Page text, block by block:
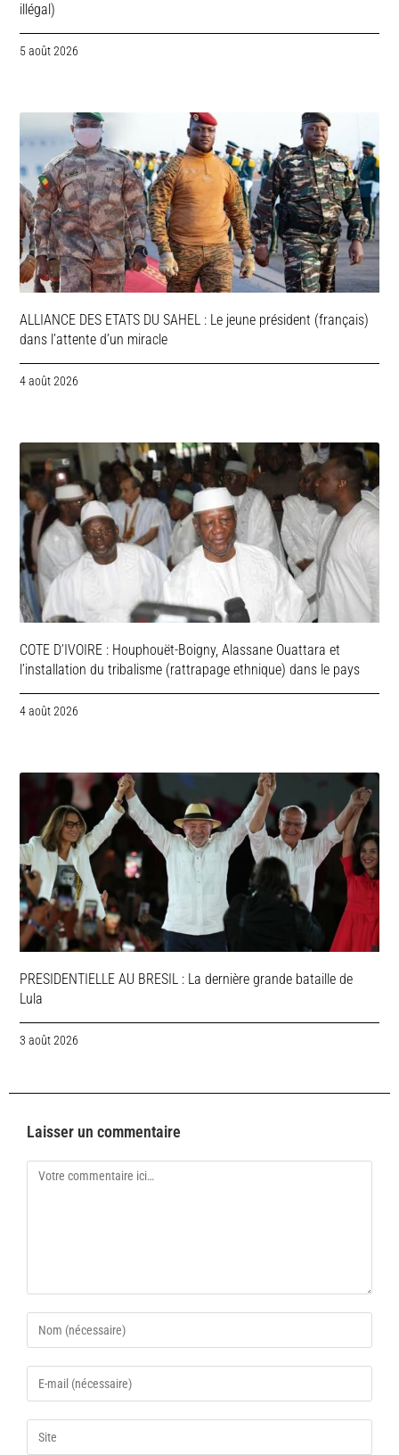
illégal)
5 août 2026
ALLIANCE DES ETATS DU SAHEL : Le jeune président (français)
dans l’attente d’un miracle
4 août 2026
COTE D’IVOIRE : Houphouët-Boigny, Alassane Ouattara et
l’installation du tribalisme (rattrapage ethnique) dans le pays
4 août 2026
PRESIDENTIELLE AU BRESIL : La dernière grande bataille de
Lula
3 août 2026
Laisser un commentaire